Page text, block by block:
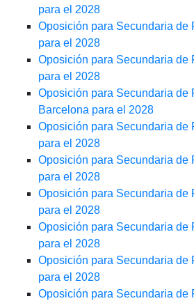
para el 2028
Oposición para Secundaria de
para el 2028
Oposición para Secundaria de
para el 2028
Oposición para Secundaria de
Barcelona para el 2028
Oposición para Secundaria de
para el 2028
Oposición para Secundaria de
para el 2028
Oposición para Secundaria de
para el 2028
Oposición para Secundaria de
para el 2028
Oposición para Secundaria de
para el 2028
Oposición para Secundaria de